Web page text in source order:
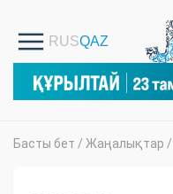
Басты бет / Жаңалықтар /